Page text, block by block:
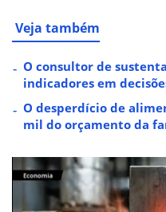
Veja também
O consultor de
indicadores em
O desperdício de
mil do orçamento da